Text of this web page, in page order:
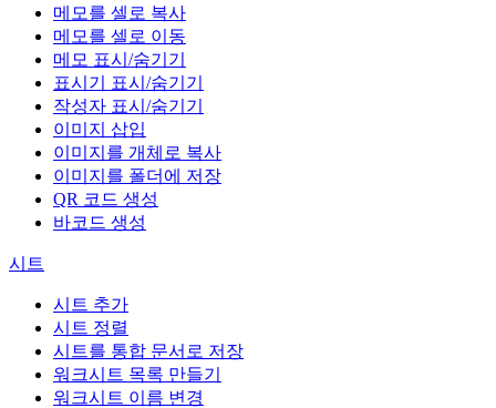
메모를 셀로 복사
메모를 셀로 이동
메모 표시/숨기기
표시기 표시/숨기기
작성자 표시/숨기기
이미지 삽입
이미지를 개체로 복사
이미지를 폴더에 저장
QR 코드 생성
바코드 생성
시트
시트 추가
시트 정렬
시트를 통합 문서로 저장
워크시트 목록 만들기
워크시트 이름 변경